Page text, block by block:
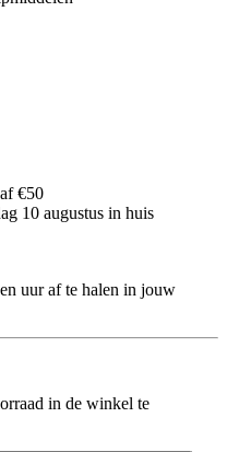
€50
10 augustus in huis
uur af te halen in jouw
in de winkel te